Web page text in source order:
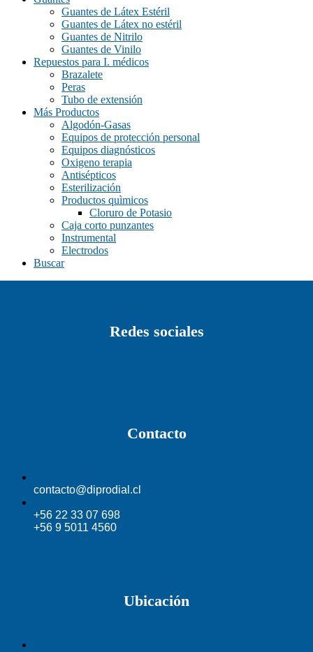
Guantes de Látex Estéril
Guantes de Látex no estéril
Guantes de Nitrilo
Guantes de Vinilo
Repuestos para I. médicos
Brazalete
Peras
Tubo de extensión
Más Productos
Algodón-Gasas
Equipos de protección personal
Equipos diagnósticos
Oxigeno terapia
Antisépticos
Esterilización
Productos quìmicos
Cloruro de Potasio
Caja corto punzantes
Instrumental
Electrodos
Buscar
Redes sociales
Contacto
contacto@diprodial.cl
+56 22 33 07 698
+56 9 5011 4560
Ubicación